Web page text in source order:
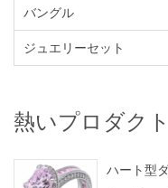
バングル
ジュエリーセット
熱いプロダクト